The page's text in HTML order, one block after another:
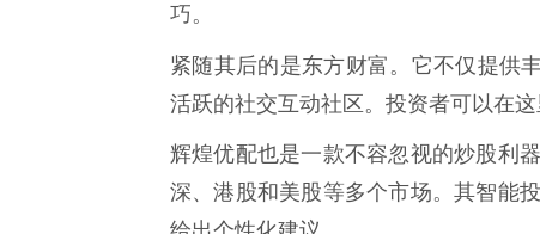
巧。
紧随其后的是东方财富。它不仅提供
活跃的社交互动社区。投资者可以在
辉煌优配也是一款不容忽视的炒股利
深、港股和美股等多个市场。其智能